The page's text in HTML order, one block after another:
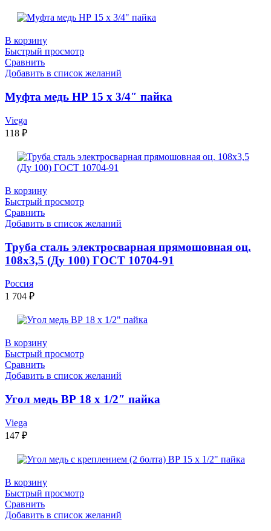
В корзину
Быстрый просмотр
Сравнить
Добавить в список желаний
Муфта медь НР 15 х 3/4″ пайка
Viega
118 ₽
В корзину
Быстрый просмотр
Сравнить
Добавить в список желаний
Труба сталь электросварная прямошовная оц.
108х3,5 (Ду 100) ГОСТ 10704-91
Россия
1 704 ₽
В корзину
Быстрый просмотр
Сравнить
Добавить в список желаний
Угол медь ВР 18 х 1/2″ пайка
Viega
147 ₽
В корзину
Быстрый просмотр
Сравнить
Добавить в список желаний